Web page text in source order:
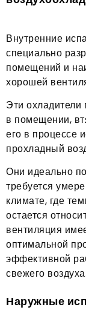
Внутренние
специально
помещений и
хорошей
Эти охладители
в помещении,
его в процессе
прохладный
Они идеально
требуется
климате, где
остается
вентиляция
оптимальной
эффективной
свежего воздуха.
Наружные